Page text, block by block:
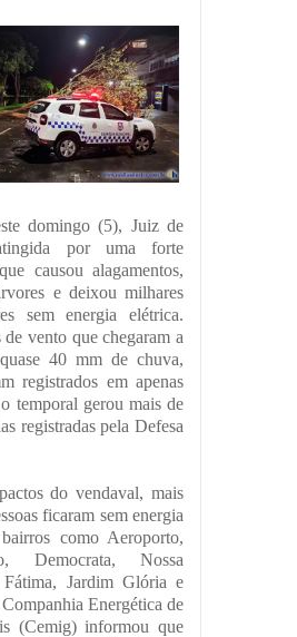
domingo (5), Juiz de
por uma forte
causou alagamentos,
e deixou milhares
sem energia elétrica.
de vento que chegaram a
40 mm de chuva,
registrados em apenas
temporal gerou mais de
registradas pela Defesa
do vendaval, mais
ficaram sem energia
como Aeroporto,
Democrata, Nossa
Fátima, Jardim Glória e
Energética de
(Cemig) informou que